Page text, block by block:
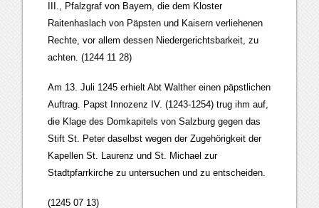
III., Pfalzgraf von Bayern, die dem Kloster
Raitenhaslach von Päpsten und Kaisern verliehenen
Rechte, vor allem dessen Niedergerichtsbarkeit, zu
achten. (1244 11 28)
Am 13. Juli 1245 erhielt Abt Walther einen päpstlichen
Auftrag. Papst Innozenz IV. (1243-1254) trug ihm auf,
die Klage des Domkapitels von Salzburg gegen das
Stift St. Peter daselbst wegen der Zugehörigkeit der
Kapellen St. Laurenz und St. Michael zur
Stadtpfarrkirche zu untersuchen und zu entscheiden.
(1245 07 13)